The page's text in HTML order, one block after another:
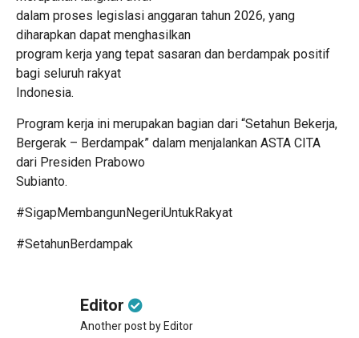
dalam proses legislasi anggaran tahun 2026, yang
diharapkan dapat menghasilkan
program kerja yang tepat sasaran dan berdampak positif
bagi seluruh rakyat
Indonesia.
Program kerja ini merupakan bagian dari “Setahun Bekerja,
Bergerak – Berdampak” dalam menjalankan ASTA CITA
dari Presiden Prabowo
Subianto.
#SigapMembangunNegeriUntukRakyat
#SetahunBerdampak
Editor
Another post by Editor